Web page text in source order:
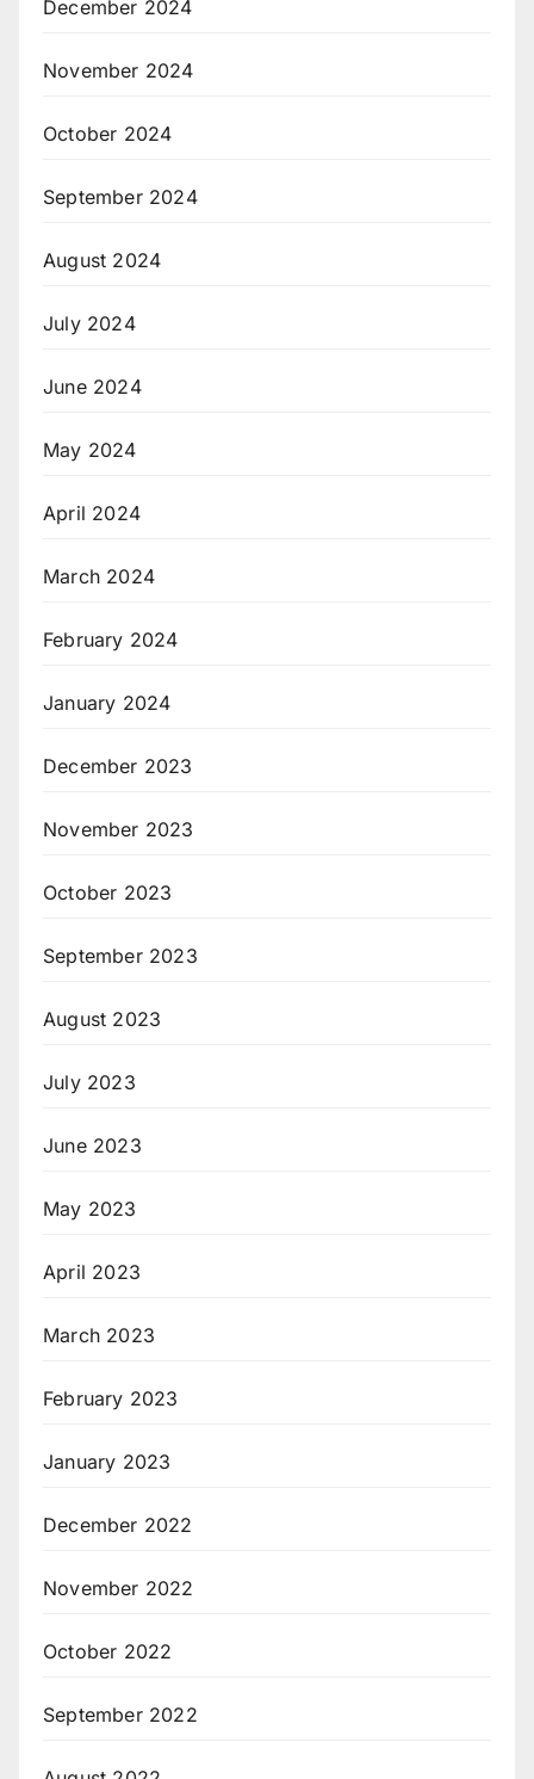
December 2024
November 2024
October 2024
September 2024
August 2024
July 2024
June 2024
May 2024
April 2024
March 2024
February 2024
January 2024
December 2023
November 2023
October 2023
September 2023
August 2023
July 2023
June 2023
May 2023
April 2023
March 2023
February 2023
January 2023
December 2022
November 2022
October 2022
September 2022